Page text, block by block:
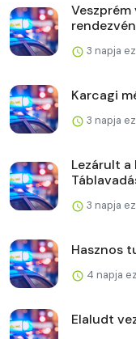
3 napja
Karcagi
3 napja
Lezárult a
3 napja
Hasznos
4 napja
Elaludt